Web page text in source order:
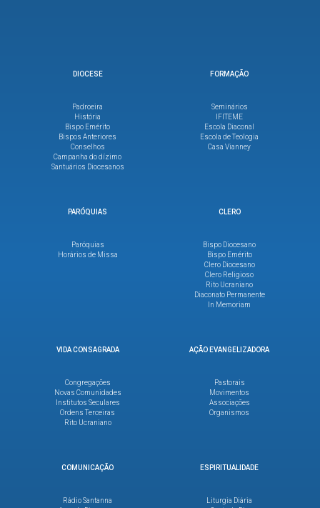
DIOCESE
Padroeira
História
Bispo Emérito
Bispos Anteriores
Conselhos
Campanha do dízimo
Santuários Diocesanos
FORMAÇÃO
Seminários
IFITEME
Escola Diaconal
Escola de Teologia
Casa Vianney
PARÓQUIAS
Paróquias
Horários de Missa
CLERO
Bispo Diocesano
Bispo Emérito
Clero Diocesano
Clero Religioso
Rito Ucraniano
Diaconato Permanente
In Memoriam
VIDA CONSAGRADA
Congregações
Novas Comunidades
Institutos Seculares
Ordens Terceiras
Rito Ucraniano
AÇÃO EVANGELIZADORA
Pastorais
Movimentos
Associações
Organismos
COMUNICAÇÃO
Rádio Santanna
ESPIRITUALIDADE
Liturgia Diária